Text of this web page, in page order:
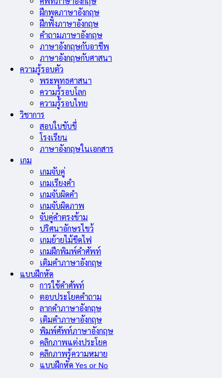
ฝึกพูดภาษาอังกฤษ
ฝึกฟังภาษาอังกฤษ
คำถามภาษาอังกฤษ
ภาษาอังกฤษกับอาชีพ
ภาษาอังกฤษกับศาสนา
ความรู้รอบตัว
พระพุทธศาสนา
ความรู้รอบโลก
ความรู้รอบไทย
วิชาการ
สอบใบขับขี่
โรงเรียน
ภาษาอังกฤษในเอกสาร
เกม
เกมจับคู่
เกมเรียงคำ
เกมจับผิดคำ
เกมจับผิดภาพ
จับคู่คำตรงข้าม
ปริศนาอักษรไขว้
เกมย้ายไม้ขีดไฟ
เกมฝึกพิมพ์คำศัพท์
เติมคำภาษาอังกฤษ
แบบฝึกหัด
การใช้คำศัพท์
ตอบประโยคคำถาม
ลากคำภาษาอังกฤษ
เติมคำภาษาอังกฤษ
พิมพ์ศัพท์ภาษาอังกฤษ
คลิกภาพแต่งประโยค
คลิกภาพรู้ความหมาย
แบบฝึกหัด Yes or No